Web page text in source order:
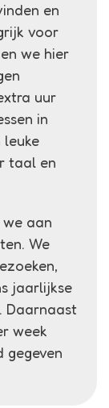
en
voor
we hier
uur
in
leuke
taal en
aan
We
jaarlijkse
Daarnaast
week
gegeven